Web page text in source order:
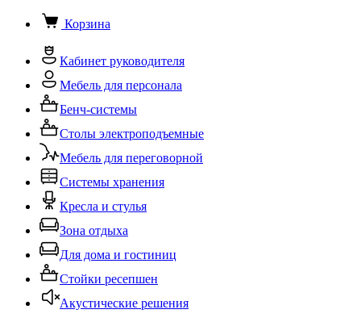
Корзина
Кабинет руководителя
Мебель для персонала
Бенч-системы
Столы электроподъемные
Мебель для переговорной
Системы хранения
Кресла и стулья
Зона отдыха
Для дома и гостиниц
Стойки ресепшен
Акустические решения